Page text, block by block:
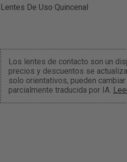
Lentes De Uso Quincenal
Los lentes de contacto son un
precios y descuentos se
solo orientativos, pueden
parcialmente traducida por IA.